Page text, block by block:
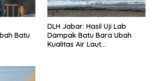
Batu
DLH Jabar: Hasil Uji Lab
Dampak Batu Bara Ubah
Kualitas Air Laut